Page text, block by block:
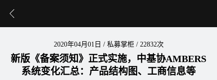
2020年04月01日 / 私募掌柜 / 22832次
新版《备案须知》正式实施，中基协AMBERS
系统变化汇总：产品结构图、工商信息等